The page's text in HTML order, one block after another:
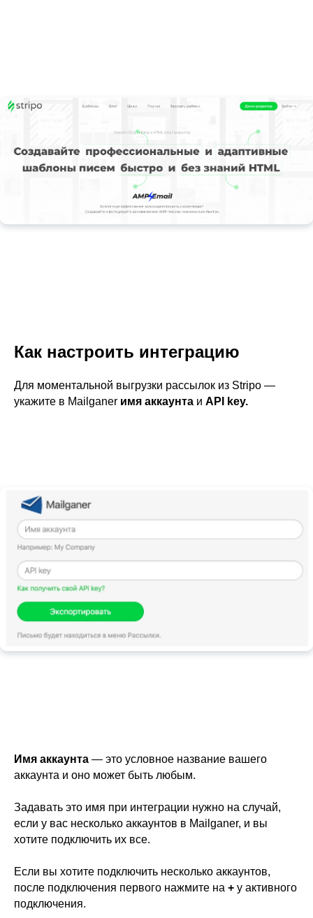
Как настроить интеграцию
Для моментальной выгрузки рассылок из Stripo —
укажите в Mailganer имя аккаунта и API key.
Имя аккаунта — это условное название вашего
аккаунта и оно может быть любым.
Задавать это имя при интеграции нужно на случай,
если у вас несколько аккаунтов в Mailganer, и вы
хотите подключить их все.
Если вы хотите подключить несколько аккаунтов,
после подключения первого нажмите на + у активного
подключения.